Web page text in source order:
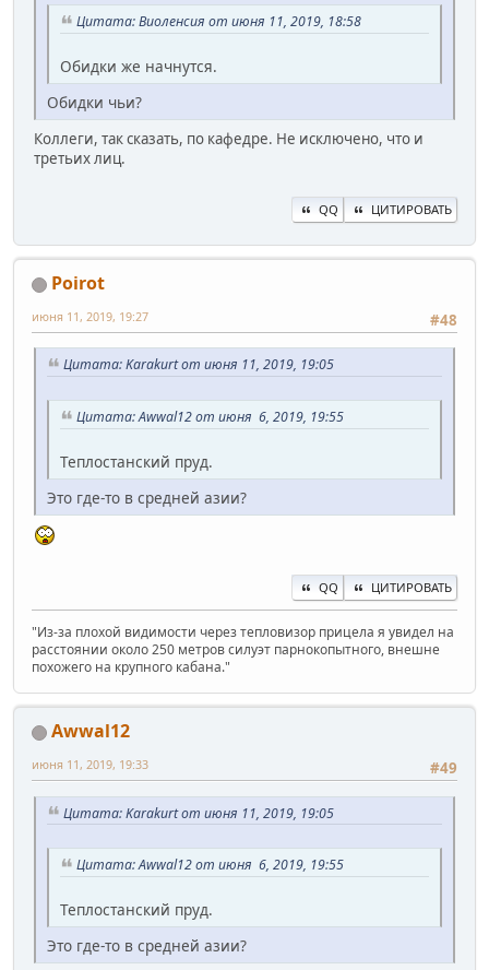
Цитата: Виоленсия от июня 11, 2019, 18:58
Обидки же начнутся.
Обидки чьи?
Коллеги, так сказать, по кафедре. Не исключено, что и
третьих лиц.
QQ ЦИТИРОВАТЬ
Poirot
#48
июня 11, 2019, 19:27
Цитата: Karakurt от июня 11, 2019, 19:05
Цитата: Awwal12 от июня 6, 2019, 19:55
Теплостанский пруд.
Это где-то в средней азии?
QQ ЦИТИРОВАТЬ
"Из-за плохой видимости через тепловизор прицела я увидел на
расстоянии около 250 метров силуэт парнокопытного, внешне
похожего на крупного кабана."
Awwal12
#49
июня 11, 2019, 19:33
Цитата: Karakurt от июня 11, 2019, 19:05
Цитата: Awwal12 от июня 6, 2019, 19:55
Теплостанский пруд.
Это где-то в средней азии?